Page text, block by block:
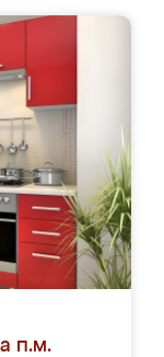
п.м.